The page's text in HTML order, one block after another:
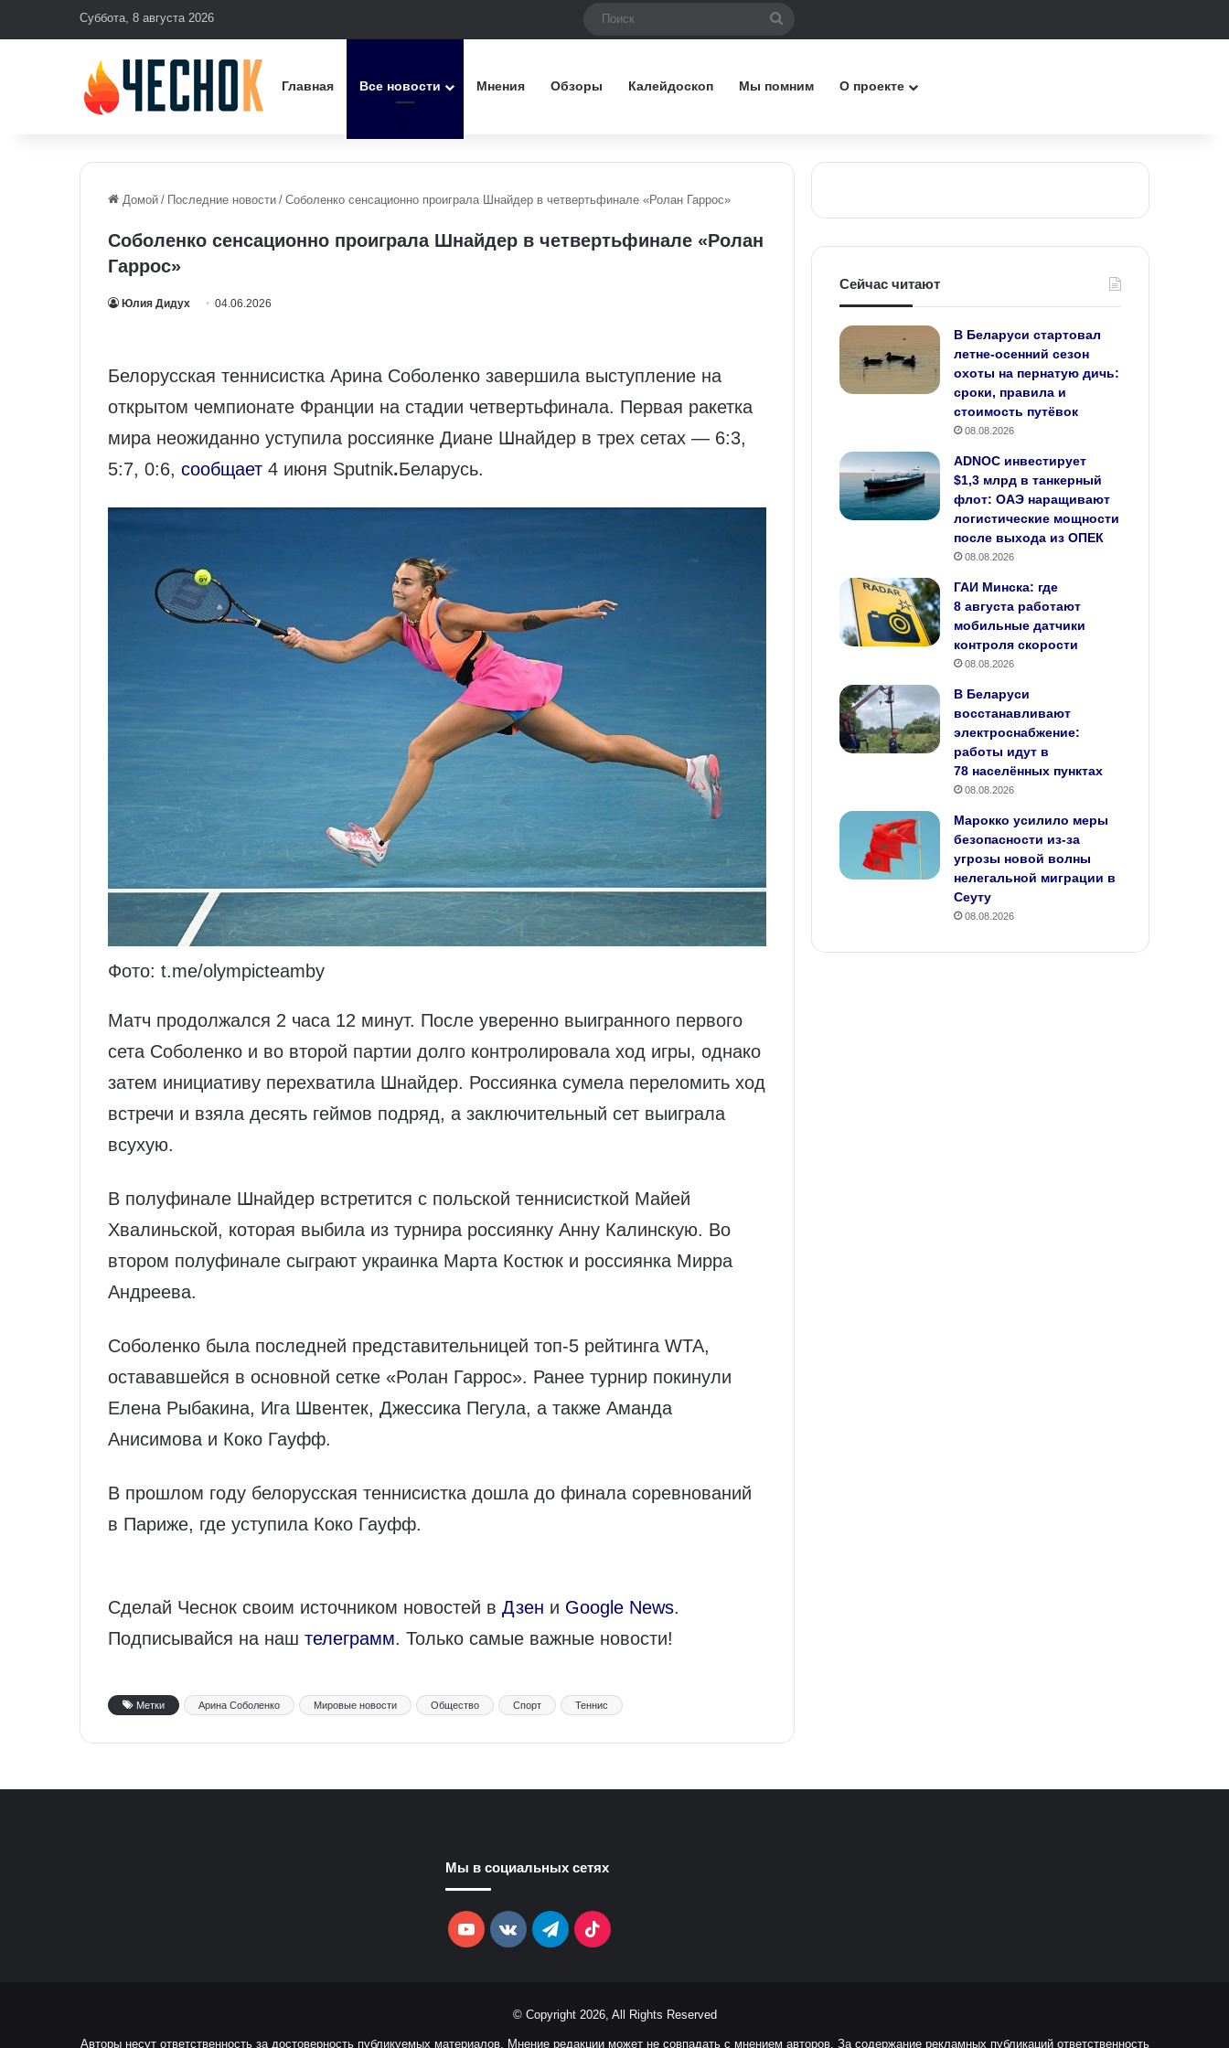
Суббота, 8 августа 2026
Главная Все новости Мнения Обзоры Калейдоскоп Мы помним О проекте
Домой / Последние новости / Соболенко сенсационно проиграла Шнайдер в четвертьфинале «Ролан Гаррос»
Соболенко сенсационно проиграла Шнайдер в четвертьфинале «Ролан
Гаррос»
Юлия Дидух 04.06.2026
Белорусская теннисистка Арина Соболенко завершила выступление на
открытом чемпионате Франции на стадии четвертьфинала. Первая ракетка
мира неожиданно уступила россиянке Диане Шнайдер в трех сетах — 6:3,
5:7, 0:6, сообщает 4 июня Sputnik.Беларусь.
Фото: t.me/olympicteamby
Матч продолжался 2 часа 12 минут. После уверенно выигранного первого
сета Соболенко и во второй партии долго контролировала ход игры, однако
затем инициативу перехватила Шнайдер. Россиянка сумела переломить ход
встречи и взяла десять геймов подряд, а заключительный сет выиграла
всухую.
В полуфинале Шнайдер встретится с польской теннисисткой Майей
Хвалиньской, которая выбила из турнира россиянку Анну Калинскую. Во
втором полуфинале сыграют украинка Марта Костюк и россиянка Мирра
Андреева.
Соболенко была последней представительницей топ-5 рейтинга WTA,
остававшейся в основной сетке «Ролан Гаррос». Ранее турнир покинули
Елена Рыбакина, Ига Швентек, Джессика Пегула, а также Аманда
Анисимова и Коко Гауфф.
В прошлом году белорусская теннисистка дошла до финала соревнований
в Париже, где уступила Коко Гауфф.
Сделай Чеснок своим источником новостей в Дзен и Google News.
Подписывайся на наш телеграмм. Только самые важные новости!
Метки Арина Соболенко Мировые новости Общество Спорт Теннис
Сейчас читают
В Беларуси стартовал
летне‑осенний сезон
охоты на пернатую дичь:
сроки, правила и
стоимость путёвок
08.08.2026
ADNOC инвестирует
$1,3 млрд в танкерный
флот: ОАЭ наращивают
логистические мощности
после выхода из ОПЕК
08.08.2026
ГАИ Минска: где
8 августа работают
мобильные датчики
контроля скорости
08.08.2026
В Беларуси
восстанавливают
электроснабжение:
работы идут в
78 населённых пунктах
08.08.2026
Марокко усилило меры
безопасности из‑за
угрозы новой волны
нелегальной миграции в
Сеуту
08.08.2026
Мы в социальных сетях
YouTubevk.comTelegramTikTok
© Copyright 2026, All Rights Reserved
Авторы несут ответственность за достоверность публикуемых материалов. Мнение редакции может не совпадать с мнением авторов. За содержание рекламных публикаций ответственность